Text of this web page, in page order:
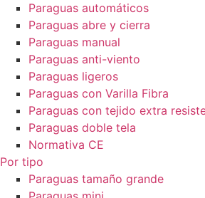
Paraguas automáticos
Paraguas abre y cierra
Paraguas manual
Paraguas anti-viento
Paraguas ligeros
Paraguas con Varilla Fibra
Paraguas con tejido extra
Paraguas doble tela
Normativa CE
Por tipo
Paraguas tamaño grande